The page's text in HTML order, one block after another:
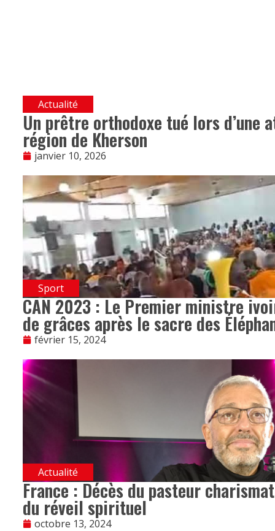
Actualité
Un prêtre orthodoxe tué lors d’une
région de Kherson
janvier 10, 2026
Sport
CAN 2023 : Le Premier ministre
de grâces après le sacre des
février 15, 2024
Actualité
France : Décès du pasteur
du réveil spirituel
octobre 13, 2024